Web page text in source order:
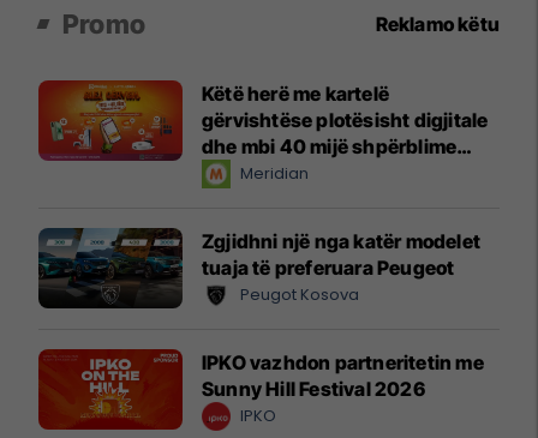
Promo Reklamo këtu
Këtë herë me kartelë
gërvishtëse plotësisht digjitale
dhe mbi 40 mijë shpërblime
instant!Meridian
Zgjidhni një nga katër modelet
tuaja të preferuara Peugeot
Peugot Kosova
IPKO vazhdon partneritetin me
Sunny Hill Festival 2026
IPKO